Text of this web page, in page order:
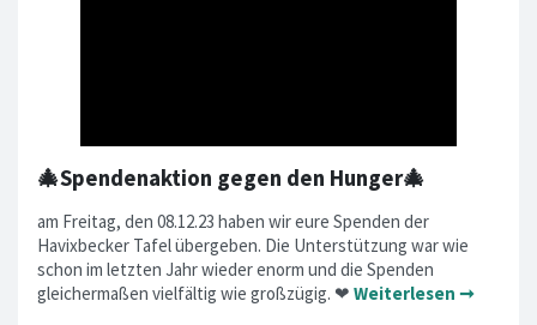
🎄Spendenaktion gegen den Hunger🎄
am Freitag, den 08.12.23 haben wir eure Spenden der
Havixbecker Tafel übergeben. Die Unterstützung war wie
schon im letzten Jahr wieder enorm und die Spenden
gleichermaßen vielfältig wie großzügig. ❤ Weiterlesen ➞